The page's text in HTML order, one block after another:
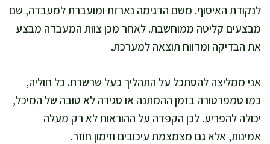
לנקודת האיסוף. משם הדגימה נארזת ומועברת למעבדה, שם
מבצעים קליטה ממוחשבת. לאחר מכן צוות המעבדה מבצע
את הבדיקה ומדווח תוצאה למערכת.
אני ממליצה להסתכל על התהליך כעל שרשרת. כל חוליה,
כמו טמפרטורה בזמן ההמתנה או סגירה לא טובה של המיכל,
יכולה להפריע. לכן הקפדה על ההוראות לא רק מעלה
אמינות, אלא גם מצמצמת עיכובים וזימון חוזר.